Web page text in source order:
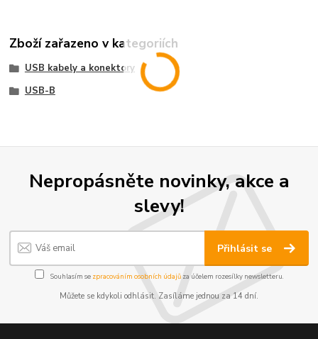
Zboží zařazeno v kategoriích
USB kabely a konektory
USB-B
Nepropásněte novinky, akce a
slevy!
Přihlásit se
Souhlasím se zpracováním osobních údajůza účelem rozesílky newsletteru.
Můžete se kdykoli odhlásit. Zasíláme jednou za 14 dní.